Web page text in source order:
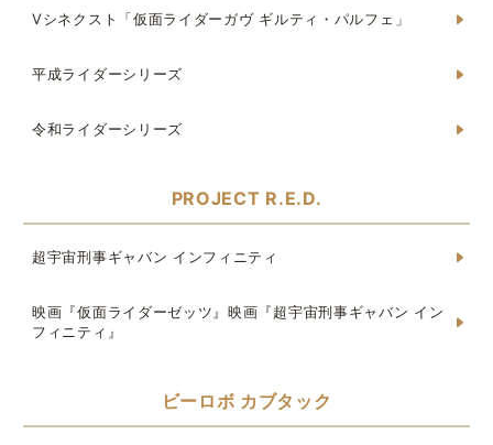
Vシネクスト「仮面ライダーガヴ ギルティ・パルフェ」
平成ライダーシリーズ
令和ライダーシリーズ
PROJECT R.E.D.
超宇宙刑事ギャバン インフィニティ
映画『仮面ライダーゼッツ』映画『超宇宙刑事ギャバン イン
フィニティ』
ビーロボ カブタック